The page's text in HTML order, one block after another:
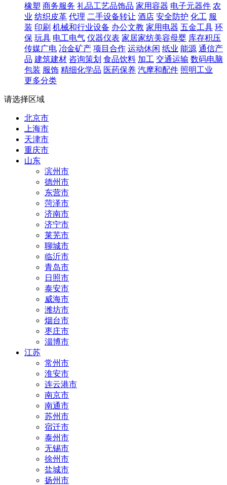
橡塑 商务服务 礼品工艺品饰品 家用容器 电子元器件 农
业 纺织皮革 代理 二手设备转让 酒店 安全防护 化工 服
装 印刷 机械和行业设备 办公文教 家用电器 五金工具 环
保 玩具 电工电气 仪器仪表 家居家纺美容母婴 库存积压
传媒广电 冶金矿产 项目合作 运动休闲 纸业 能源 通信产
品 建筑建材 咨询策划 食品饮料 加工 交通运输 数码电脑
包装 服饰 精细化学品 医药保养 汽摩和配件 照明工业
更多分类
请选择区域
北京市
上海市
天津市
重庆市
山东
滨州市
德州市
东营市
菏泽市
济南市
济宁市
莱芜市
聊城市
临沂市
青岛市
日照市
泰安市
威海市
潍坊市
烟台市
枣庄市
淄博市
江苏
常州市
淮安市
连云港市
南京市
南通市
苏州市
宿迁市
泰州市
无锡市
徐州市
盐城市
扬州市